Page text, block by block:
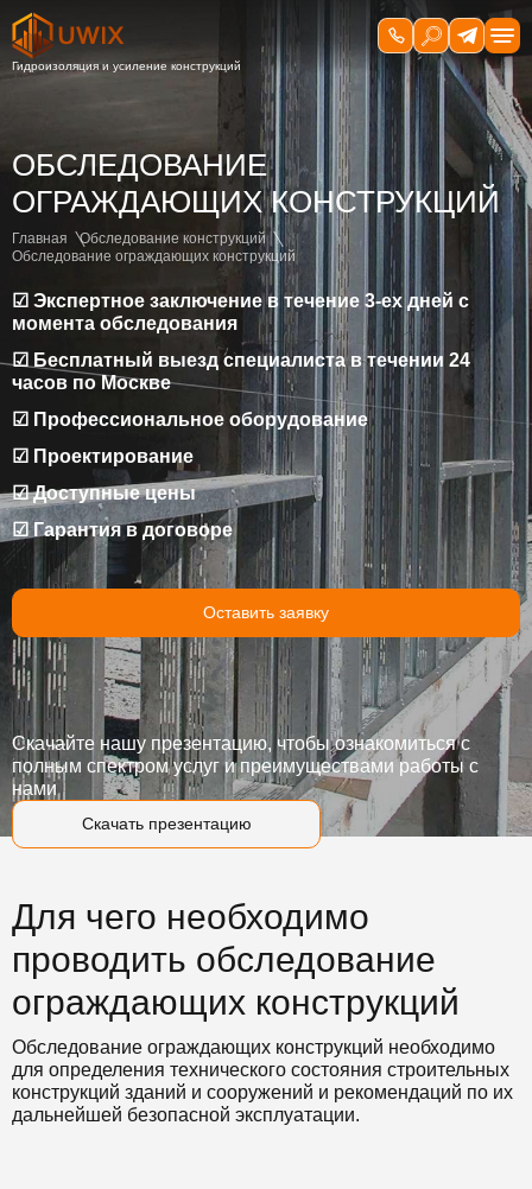
ОБСЛЕДОВАНИЕ
ОГРАЖДАЮЩИХ КОНСТРУКЦИЙ
Главная
Обследование конструкций
Обследование ограждающих конструкций
☑ Экспертное заключение в течение 3-ех дней с
момента обследования
☑ Бесплатный выезд специалиста в течении 24
часов по Москве
☑ Профессиональное оборудование
☑ Проектирование
☑ Доступные цены
☑ Гарантия в договоре
Оставить заявку
Скачать презентацию
Скачайте нашу презентацию, чтобы ознакомиться с
полным спектром услуг и преимуществами работы с
нами
Для чего необходимо
проводить обследование
ограждающих конструкций
Обследование ограждающих конструкций необходимо
для определения технического состояния строительных
конструкций зданий и сооружений и рекомендаций по их
дальнейшей безопасной эксплуатации.